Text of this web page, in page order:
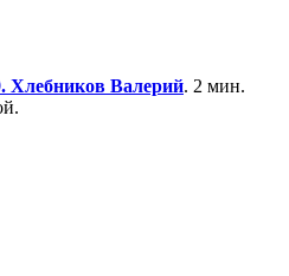
Хлебников Валерий. 2 мин.